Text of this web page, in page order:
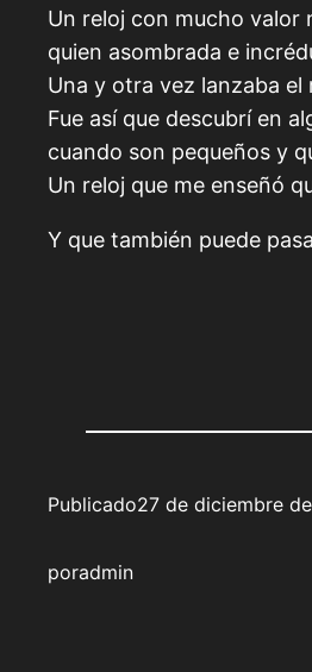
Un reloj con mucho valor
quien asombrada e
Una y otra vez lanzaba
Fue así que descubrí en
cuando son pequeños y
Un reloj que me enseñó
Y que también puede
Publicado27 de diciembre
poradmin